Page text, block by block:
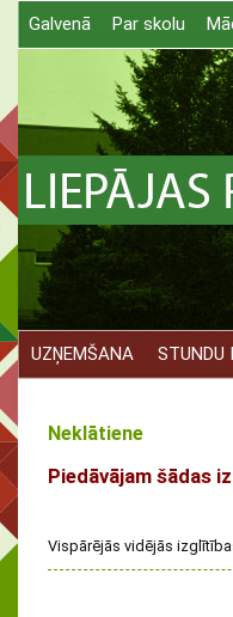
Galvenā Par skolu
UZŅEMŠANA STUNDU
Neklātiene
Piedāvājam šādas
Vispārējās vidējās